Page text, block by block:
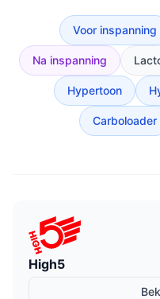
Voor inspanning
Na inspanning
Hypertoon
Carboloader
High5